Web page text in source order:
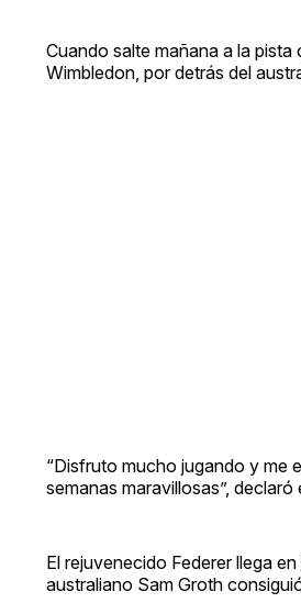
Cuando salte mañana a la
Wimbledon, por detrás del
“Disfruto mucho jugando y me
semanas maravillosas”, declaró
El rejuvenecido Federer llega
australiano Sam Groth